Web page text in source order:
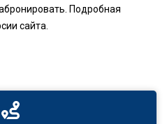
Подробная
сайта.